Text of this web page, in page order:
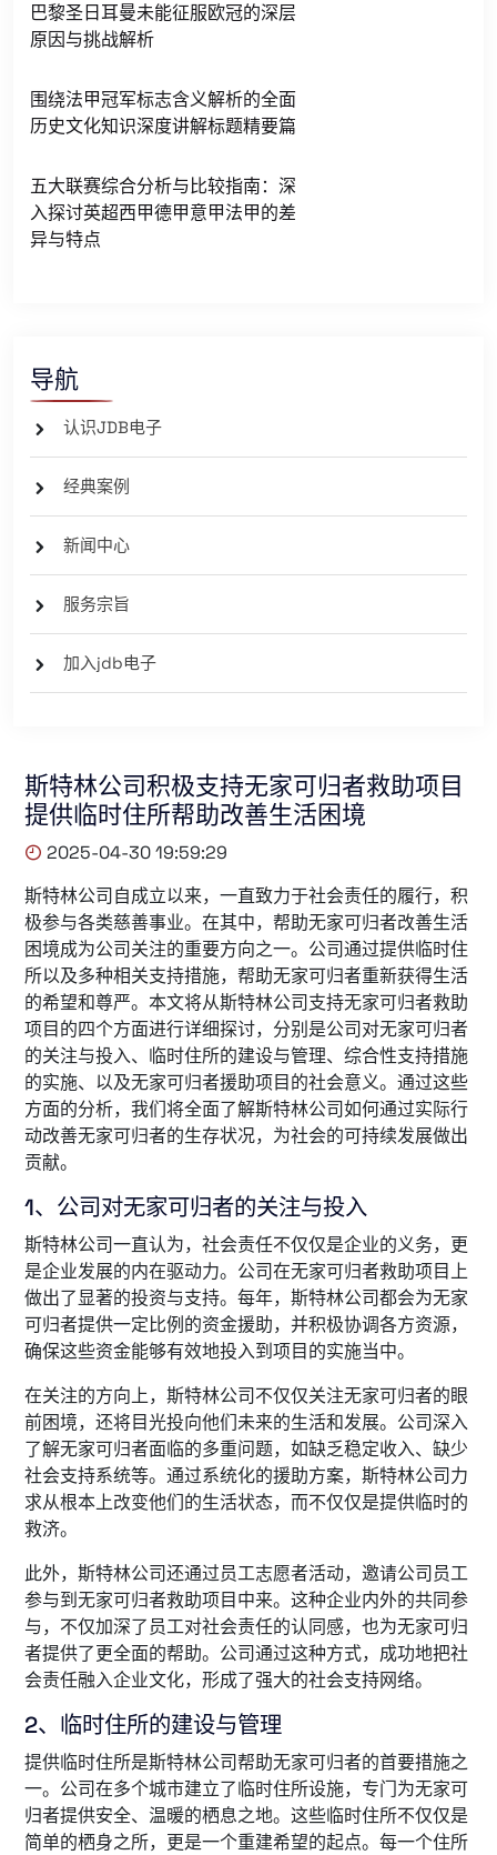
巴黎圣日耳曼未能征服欧冠的深层
原因与挑战解析
围绕法甲冠军标志含义解析的全面
历史文化知识深度讲解标题精要篇
五大联赛综合分析与比较指南：深
入探讨英超西甲德甲意甲法甲的差
异与特点
导航
认识JDB电子
经典案例
新闻中心
服务宗旨
加入jdb电子
斯特林公司积极支持无家可归者救助项目
提供临时住所帮助改善生活困境
2025-04-30 19:59:29
斯特林公司自成立以来，一直致力于社会责任的履行，积
极参与各类慈善事业。在其中，帮助无家可归者改善生活
困境成为公司关注的重要方向之一。公司通过提供临时住
所以及多种相关支持措施，帮助无家可归者重新获得生活
的希望和尊严。本文将从斯特林公司支持无家可归者救助
项目的四个方面进行详细探讨，分别是公司对无家可归者
的关注与投入、临时住所的建设与管理、综合性支持措施
的实施、以及无家可归者援助项目的社会意义。通过这些
方面的分析，我们将全面了解斯特林公司如何通过实际行
动改善无家可归者的生存状况，为社会的可持续发展做出
贡献。
1、公司对无家可归者的关注与投入
斯特林公司一直认为，社会责任不仅仅是企业的义务，更
是企业发展的内在驱动力。公司在无家可归者救助项目上
做出了显著的投资与支持。每年，斯特林公司都会为无家
可归者提供一定比例的资金援助，并积极协调各方资源，
确保这些资金能够有效地投入到项目的实施当中。
在关注的方向上，斯特林公司不仅仅关注无家可归者的眼
前困境，还将目光投向他们未来的生活和发展。公司深入
了解无家可归者面临的多重问题，如缺乏稳定收入、缺少
社会支持系统等。通过系统化的援助方案，斯特林公司力
求从根本上改变他们的生活状态，而不仅仅是提供临时的
救济。
此外，斯特林公司还通过员工志愿者活动，邀请公司员工
参与到无家可归者救助项目中来。这种企业内外的共同参
与，不仅加深了员工对社会责任的认同感，也为无家可归
者提供了更全面的帮助。公司通过这种方式，成功地把社
会责任融入企业文化，形成了强大的社会支持网络。
2、临时住所的建设与管理
提供临时住所是斯特林公司帮助无家可归者的首要措施之
一。公司在多个城市建立了临时住所设施，专门为无家可
归者提供安全、温暖的栖息之地。这些临时住所不仅仅是
简单的栖身之所，更是一个重建希望的起点。每一个住所